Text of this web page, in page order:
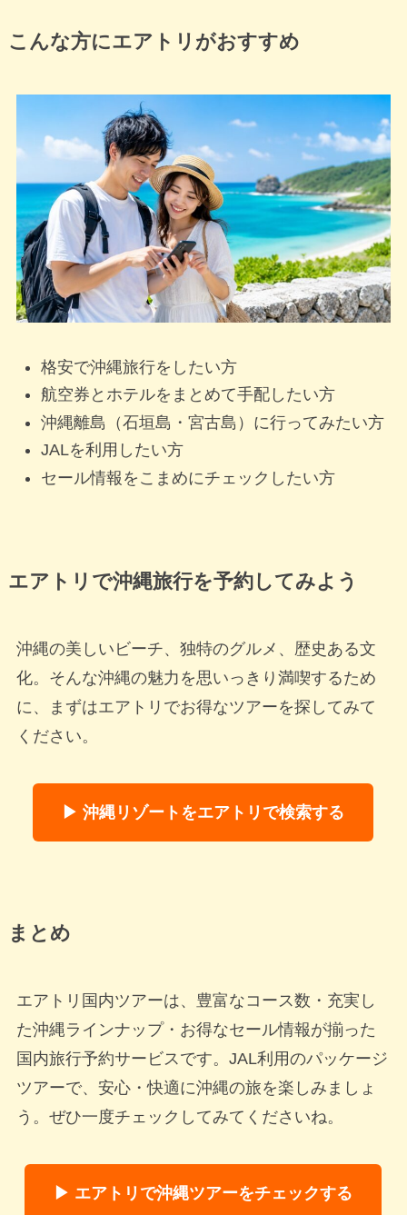
こんな方にエアトリがおすすめ
格安で沖縄旅行をしたい方
航空券とホテルをまとめて手配したい方
沖縄離島（石垣島・宮古島）に行ってみたい方
JALを利用したい方
セール情報をこまめにチェックしたい方
エアトリで沖縄旅行を予約してみよう
沖縄の美しいビーチ、独特のグルメ、歴史ある文
化。そんな沖縄の魅力を思いっきり満喫するため
に、まずはエアトリでお得なツアーを探してみて
ください。
▶ 沖縄リゾートをエアトリで検索する
まとめ
エアトリ国内ツアーは、豊富なコース数・充実し
た沖縄ラインナップ・お得なセール情報が揃った
国内旅行予約サービスです。JAL利用のパッケージ
ツアーで、安心・快適に沖縄の旅を楽しみましょ
う。ぜひ一度チェックしてみてくださいね。
▶ エアトリで沖縄ツアーをチェックする